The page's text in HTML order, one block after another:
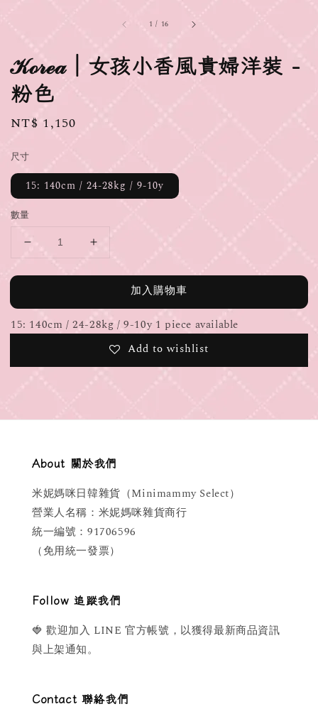
1 / 16
𝒦ℴ𝓇ℯ𝒶｜女孩小香風貴婦洋裝 -
粉色
Regular
NT$ 1,150
尺寸
15: 140cm / 24-28kg / 9-10y
數量
加入購物車
15: 140cm / 24-28kg / 9-10y 1 piece available
Add to wishlist
About 關於我們
米妮媽咪日韓雜貨（Minimammy Select）
營業人名稱：米妮媽咪雜貨商行
統一編號：91706596
（免用統一發票）
Follow 追蹤我們
🍓 歡迎加入 LINE 官方帳號，以獲得最新商品資訊
與上架通知。
Contact 聯絡我們